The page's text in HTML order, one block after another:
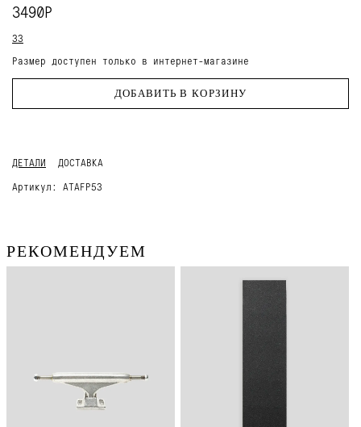
3490Р
33
Размер доступен только в интернет-магазине
ДОБАВИТЬ В КОРЗИНУ
ДЕТАЛИ
ДОСТАВКА
Артикул: ATAFP53
РЕКОМЕНДУЕМ